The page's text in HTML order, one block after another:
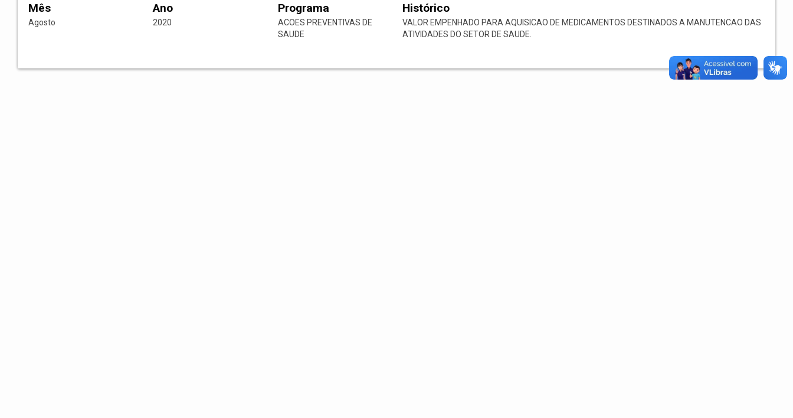
Mês
Agosto
Ano
2020
Programa
ACOES PREVENTIVAS DE
SAUDE
Histórico
VALOR EMPENHADO PARA AQUISICAO DE MEDICAMENTOS DESTINADOS A MANUTENCAO DAS
ATIVIDADES DO SETOR DE SAUDE.